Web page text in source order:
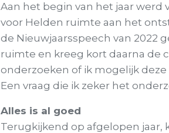
Aan het begin van het jaar werd
voor Helden ruimte aan het
de Nieuwjaarsspeech van 2022
ruimte en kreeg kort daarna de
onderzoeken of ik mogelijk
Een vraag die ik zeker het
Alles is al goed
Terugkijkend op afgelopen jaar,